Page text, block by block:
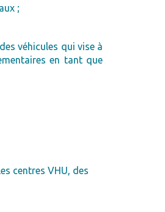
;
véhicules qui vise à
en tant que
centres VHU, des